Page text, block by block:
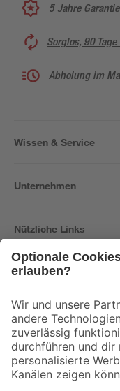
5 Jahre
Sorglos, 90
Abholung im
Wissen & Service
Unternehmen
Nützliche Links
Der toom Newsletter: Keine
Zur Newsletter
Folge uns